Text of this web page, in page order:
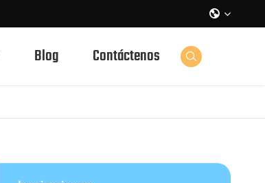

Blog Contáctenos 